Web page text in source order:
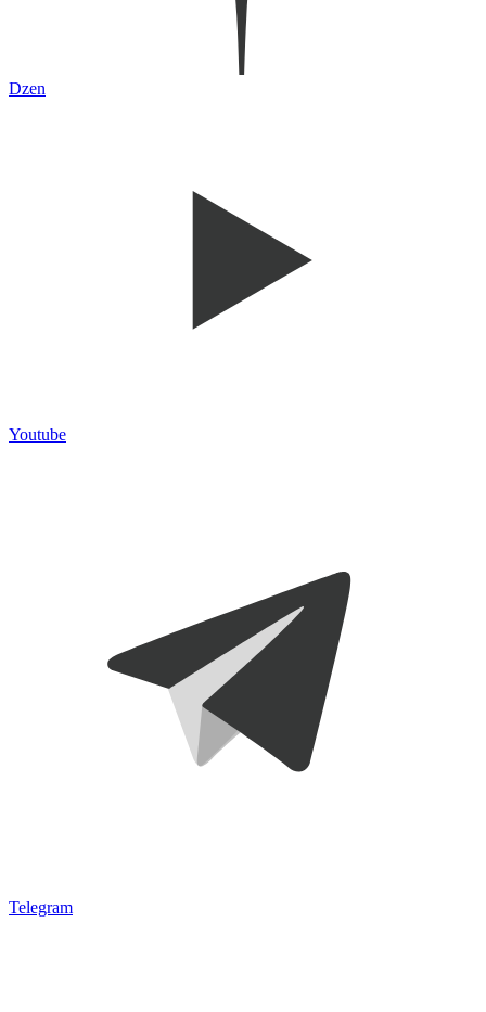
Dzen
Youtube
Telegram